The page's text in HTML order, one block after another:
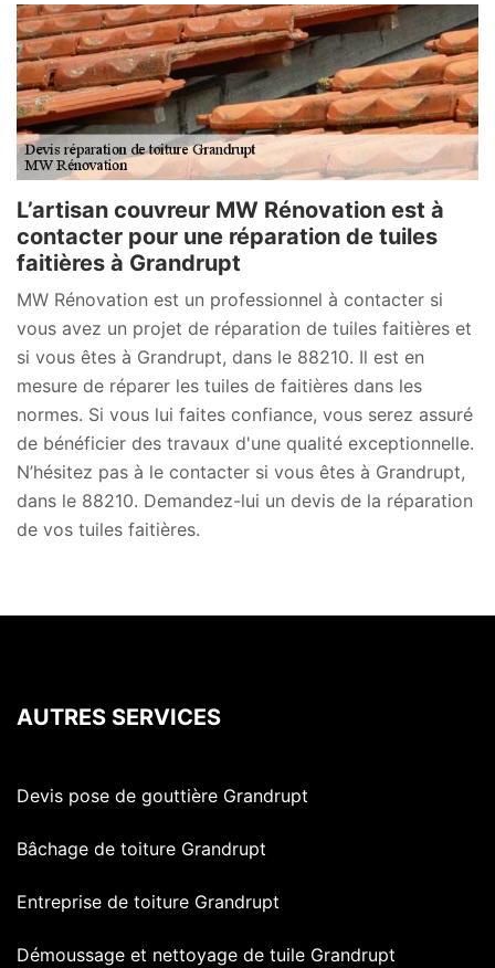
L’artisan couvreur MW Rénovation est à
contacter pour une réparation de tuiles
faitières à Grandrupt
MW Rénovation est un professionnel à contacter si
vous avez un projet de réparation de tuiles faitières et
si vous êtes à Grandrupt, dans le 88210. Il est en
mesure de réparer les tuiles de faitières dans les
normes. Si vous lui faites confiance, vous serez assuré
de bénéficier des travaux d'une qualité exceptionnelle.
N’hésitez pas à le contacter si vous êtes à Grandrupt,
dans le 88210. Demandez-lui un devis de la réparation
de vos tuiles faitières.
AUTRES SERVICES
Devis pose de gouttière Grandrupt
Bâchage de toiture Grandrupt
Entreprise de toiture Grandrupt
Démoussage et nettoyage de tuile Grandrupt